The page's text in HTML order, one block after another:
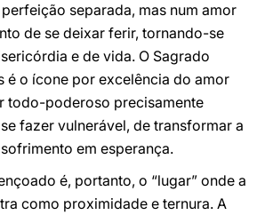
separada, mas num amor
de se deixar ferir, tornando-se
e de vida. O Sagrado
é o ícone por excelência do amor
todo-poderoso precisamente
fazer vulnerável, de transformar a
em esperança.
é, portanto, o “lugar” onde a
como proximidade e ternura. A